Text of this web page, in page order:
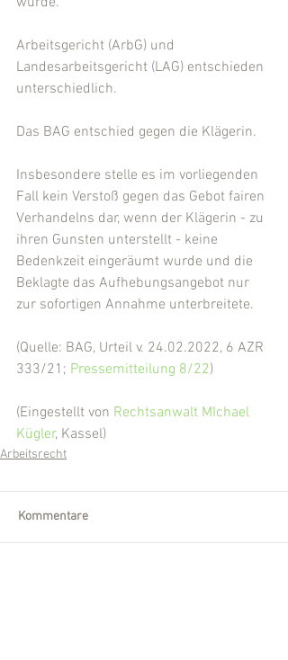
Arbeitsgericht (ArbG) und
Landesarbeitsgericht (LAG) entschieden
unterschiedlich.
Das BAG entschied gegen die Klägerin.
Insbesondere stelle es im vorliegenden
Fall kein Verstoß gegen das Gebot fairen
Verhandelns dar, wenn der Klägerin - zu
ihren Gunsten unterstellt - keine
Bedenkzeit eingeräumt wurde und die
Beklagte das Aufhebungsangebot nur
zur sofortigen Annahme unterbreitete.
(Quelle: BAG, Urteil v. 24.02.2022, 6 AZR
333/21; Pressemitteilung 8/22)
(Eingestellt von Rechtsanwalt MIchael
Kügler, Kassel)
Arbeitsrecht
Kommentare